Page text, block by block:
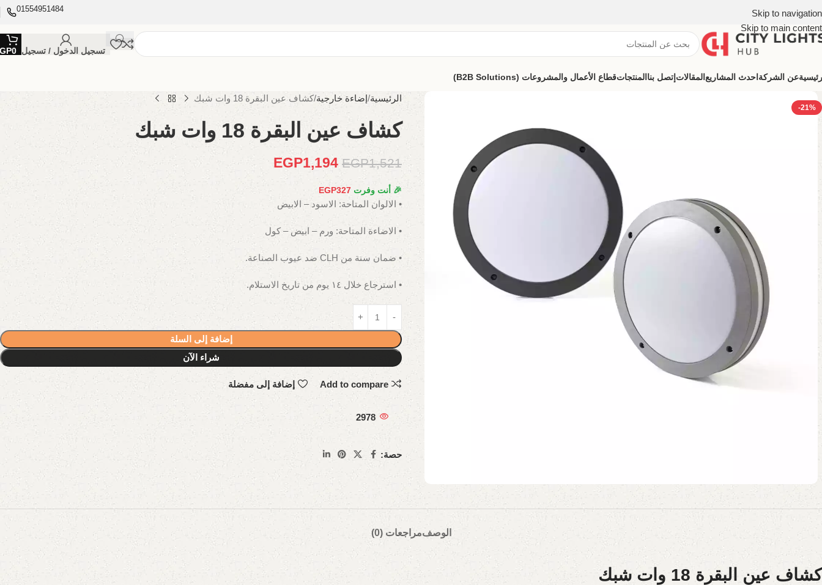
Skip to navigation
Skip to main content
01554951484
تسجيل الدخول / تسجيل 0
عن الشركة احدث المشاريع المقالات إتصل بنا المنتجاتقطاع الأعمال والمشروعات (B2B Solutions)
-21%
الرئيسية إضاءة خارجية كشاف عين البقرة 18 وات شبك
كشاف عين البقرة 18 وات شبك
EGP1,521
EGP1,194
🎉 أنت وفرت EGP327
• الالوان المتاحة: الاسود – الابيض
• الاضاءة المتاحة: ورم – ابيض – كول
• ضمان سنة من CLH ضد عيوب الصناعة.
• استرجاع خلال ١٤ يوم من تاريخ الاستلام.
إضافة إلى السلة
شراء الآن
Add to compare إضافة إلى مفضلة
2978
حصة:
الوصفمراجعات (0)
كشاف عين البقرة 18 وات شبك